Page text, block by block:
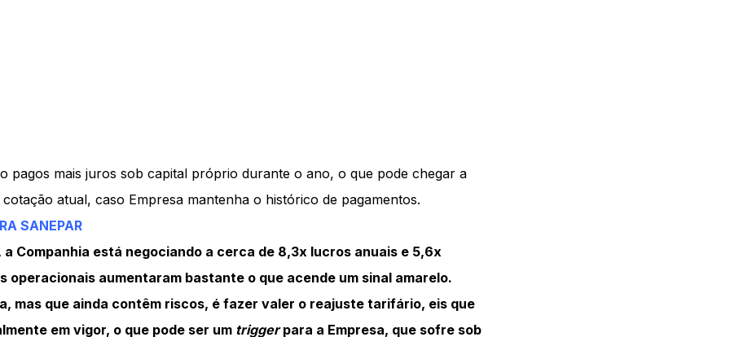
pagos mais juros sob capital próprio durante o ano, o que pode chegar a
atual, caso Empresa mantenha o histórico de pagamentos.
SANEPAR
Companhia está negociando a cerca de 8,3x lucros anuais e 5,6x
operacionais aumentaram bastante o que acende um sinal amarelo.
mas que ainda contêm riscos, é fazer valer o reajuste tarifário, eis que
em vigor, o que pode ser um triggerpara a Empresa, que sofre sob